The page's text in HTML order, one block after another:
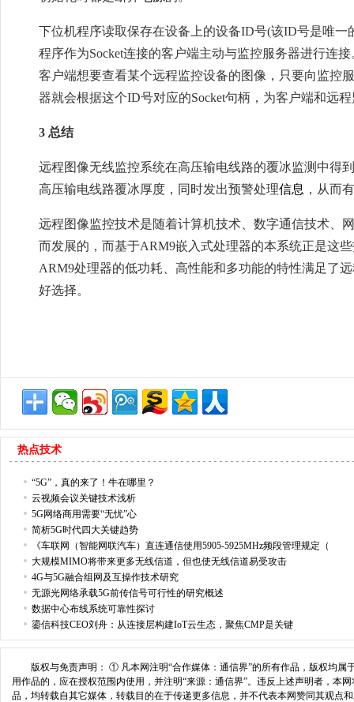
下位机程序读取保存在设备上的设备ID号(该ID号是唯
程序作为Socket连接的客户端主动与监控服务器进行连
客户端想要查看某个远程监控设备的图像，只要向监控
器就会根据这个ID号对应的Socket句柄，为客户端和远
3 总结
远程图像无线监控系统在高压输电线路的覆冰监测中得
高压输电线路覆冰厚度，同时发出预警处理信息 ，从而
远程图像监控技术是随着计算机技术、数字通信技术、
而发展的，而基于ARM9嵌入式处理器的本系统正是这
ARM9处理器的低功耗、高性能和多功能的特性满足了
好选择。
热点技术
“5G”，真的来了！牛在哪里？
云视频会议关键技术浅析
5G网络商用需要“无忧”心
简析5G时代四大关键趋势
《车联网（智能网联汽车）直连通信使用5905-5925MHz频段管理规定（
大规模MIMO将带来更多无线信道，但也使无线信道易受攻击
4G与5G融合组网及互操作技术研究
无源光网络承载5G前传信号可行性的研究概述
数据中心布线系统可靠性探讨
鎏信科技CEO刘舟：从连接层构建IoT云生态，聚焦CMP是关键
版权与免责声明： ① 凡本网注明“合作媒体：通信界”的所有作品，版权均属
用作品的，应在授权范围内使用，并注明“来源：通信界”。违反上述声明者，
品，均转载自其它媒体，转载目的在于传递更多信息，并不代表本网赞同其观